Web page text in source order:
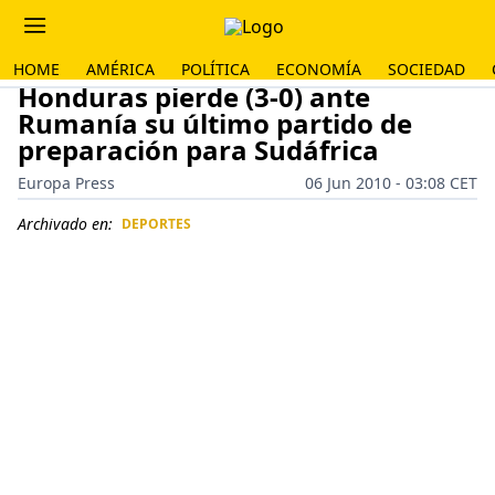
HOME AMÉRICA POLÍTICA ECONOMÍA SOCIEDAD
Honduras pierde (3-0) ante
Rumanía su último partido de
preparación para Sudáfrica
Europa Press
06 Jun 2010 - 03:08 CET
Archivado en: DEPORTES